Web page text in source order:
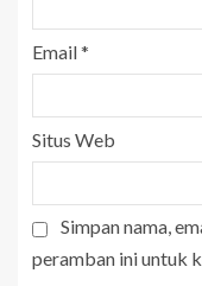
Email*
Situs Web
Simpan nama,
peramban ini untuk